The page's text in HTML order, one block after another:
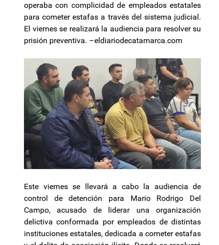
operaba con complicidad de empleados estatales
para cometer estafas a través del sistema judicial.
El viernes se realizará la audiencia para resolver su
prisión preventiva. –eldiariodecatamarca.com
Este viernes se llevará a cabo la audiencia de
control de detención para Mario Rodrigo Del
Campo, acusado de liderar una organización
delictiva conformada por empleados de distintas
instituciones estatales, dedicada a cometer estafas